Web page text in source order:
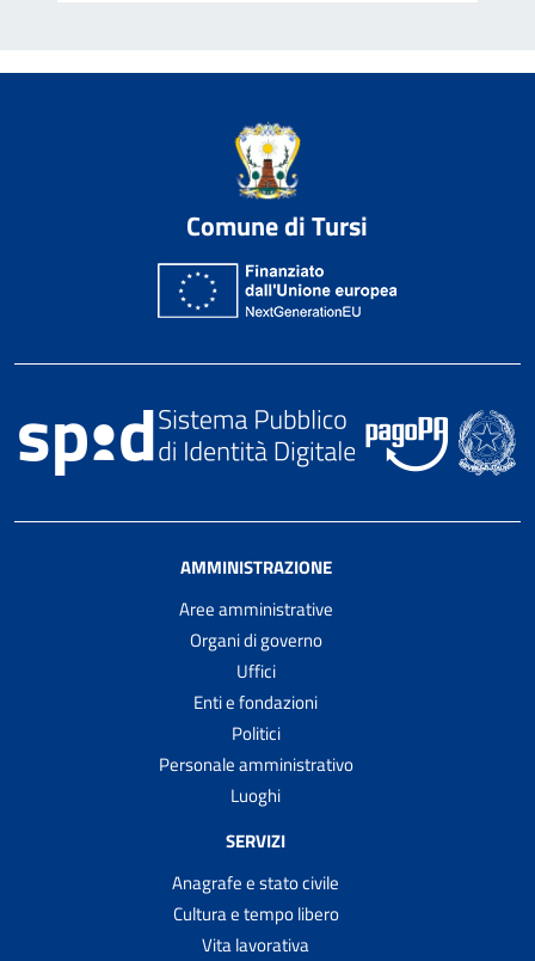
Comune di Tursi
AMMINISTRAZIONE
Aree amministrative
Organi di governo
Uffici
Enti e fondazioni
Politici
Personale amministrativo
Luoghi
SERVIZI
Anagrafe e stato civile
Cultura e tempo libero
Vita lavorativa